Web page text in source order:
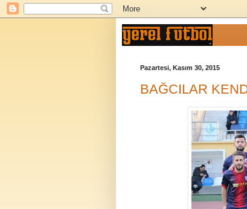
Pazartesi, Kasım 30, 2015
BAĞCILAR